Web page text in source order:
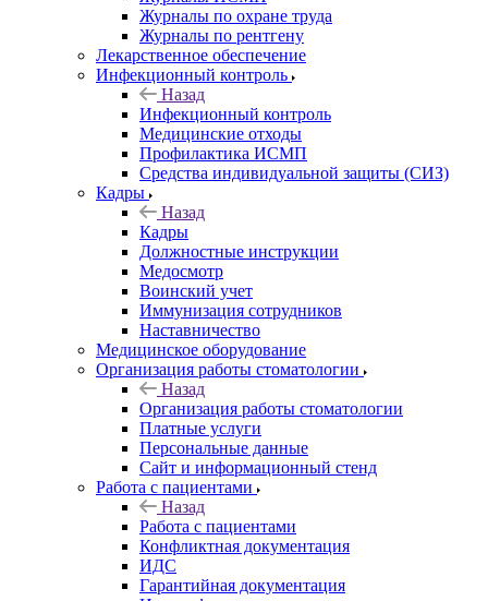
Журналы по охране труда
Журналы по рентгену
Лекарственное обеспечение
Инфекционный контроль
Назад
Инфекционный контроль
Медицинские отходы
Профилактика ИСМП
Средства индивидуальной защиты (СИЗ)
Кадры
Назад
Кадры
Должностные инструкции
Медосмотр
Воинский учет
Иммунизация сотрудников
Наставничество
Медицинское оборудование
Организация работы стоматологии
Назад
Организация работы стоматологии
Платные услуги
Персональные данные
Сайт и информационный стенд
Работа с пациентами
Назад
Работа с пациентами
Конфликтная документация
ИДС
Гарантийная документация